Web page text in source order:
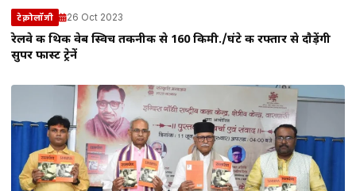
टेक्नोलॉजी 26 Oct 2023
रेलवे की थिक वेब स्विच तकनीक से 160 किमी./घंटे की रफ्तार से दाैड़ेंगी
सुपर फास्ट ट्रेनें